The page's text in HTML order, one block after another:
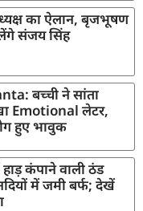
का ऐलान, बृजभूषण
संजय सिंह
बच्ची ने सांता
Emotional लेटर,
हुए भावुक
कंपाने वाली ठंड
में जमी बर्फ; देखें